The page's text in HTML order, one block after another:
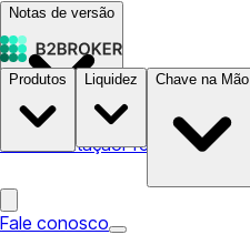
Notas de versão
DocumentaçãoPreços B2STORE
Produtos Liquidez Chave na Mão
Fale conosco